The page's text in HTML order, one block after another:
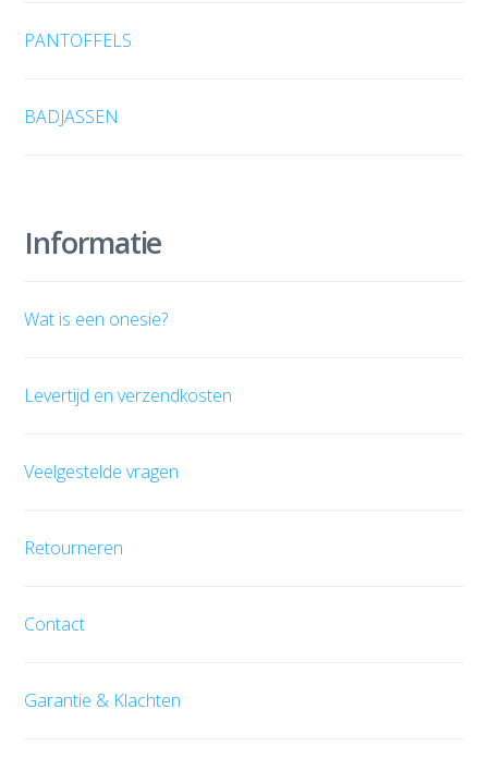
PANTOFFELS
BADJASSEN
Informatie
Wat is een onesie?
Levertijd en verzendkosten
Veelgestelde vragen
Retourneren
Contact
Garantie & Klachten